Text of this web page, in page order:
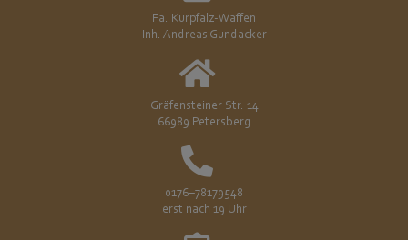
Fa. Kurpfalz-Waffen
Inh. Andreas Gundacker
Gräfensteiner Str. 14
66989 Petersberg
0176–78179548
erst nach 19 Uhr